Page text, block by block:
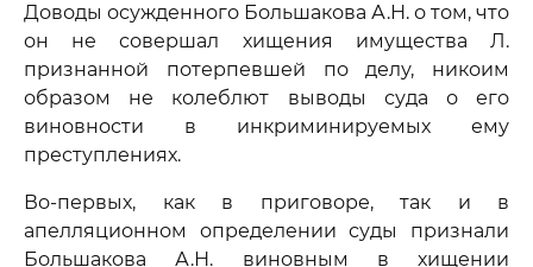
Доводы осужденного Большакова А.Н. о том, что
он не совершал хищения имущества Л.
признанной потерпевшей по делу, никоим
образом не колеблют выводы суда о его
виновности в инкриминируемых ему
преступлениях.
Во-первых, как в приговоре, так и в
апелляционном определении суды признали
Большакова А.Н. виновным в хищении